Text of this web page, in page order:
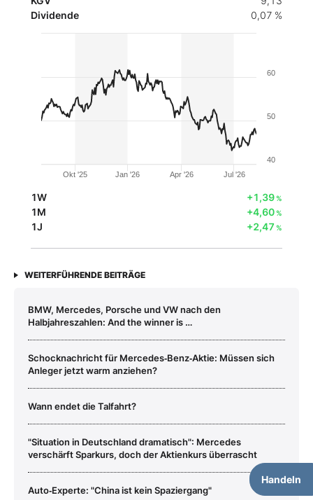
Dividende
0,07 %
Handeln
Okt '25 Jan '26 Apr '26 Jul '26
40
50
60
1W +1,39%
1M +4,60%
1J +2,47 %
WEITERFÜHRENDE BEITRÄGE
BMW, Mercedes, Porsche und VW nach den
Halbjahreszahlen: And the winner is …
Schocknachricht für Mercedes‑Benz‑Aktie: Müssen sich
Anleger jetzt warm anziehen?
Wann endet die Talfahrt?
"Situation in Deutschland dramatisch": Mercedes
verschärft Sparkurs, doch der Aktienkurs überrascht
Auto‑Experte: "China ist kein Spaziergang"